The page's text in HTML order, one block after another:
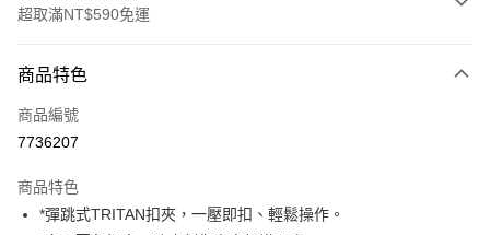
超取滿NT$590免運
信用卡一次付款
超商取貨付款
Apple Pay
商品特色
商品編號
7736207
商品特色
*彈跳式TRITAN扣夾，一壓即扣、輕鬆操作。